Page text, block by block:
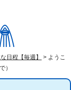
日程【毎週】 > ようこ
）